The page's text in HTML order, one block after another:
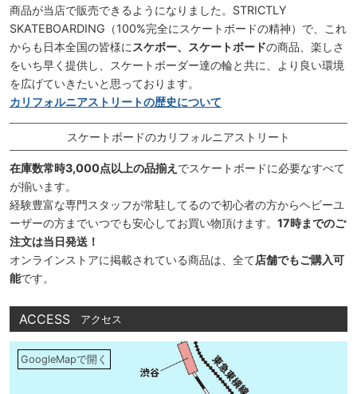
商品が当店で販売できるようになりました。STRICTLY
SKATEBOARDING（100%完全にスケートボードの精神）で、これ
からも日本全国の皆様に スケボー、スケートボードの商品、楽しさ
をいち早く提供し、スケートボーダー達の輪と共に、より良い環境
を広げていきたいと思っております。
カリフォルニアストリートの歴史について
スケートボードのカリフォルニアストリート
在庫数常時3,000点以上の品揃え でスケートボードに必要なすべて
が揃います。
経験豊富な専門スタッフが常駐してるので初心者の方からヘビーユ
ーザーの方までいつでも安心してお買い物頂けます。 17時までのご
注文は当日発送！
オンラインストアに掲載されている商品は、全て店舗でもご購入可
能です。
ACCESS アクセス
GoogleMapで開く